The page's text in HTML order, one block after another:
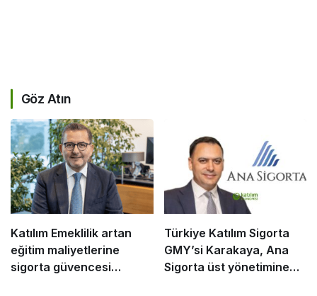
Göz Atın
Katılım Emeklilik artan
eğitim maliyetlerine
sigorta güvencesi
Türkiye Katılım Sigorta
GMY’si Karakaya, Ana
Sigorta üst yönetimine